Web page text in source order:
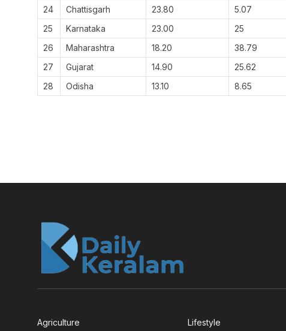
24
Chattisgarh 23.80 5.07
25
Karnataka 23.00 25
26
Maharashtra 18.20 38.79
27
Gujarat 14.90 25.62
28
Odisha 13.10 8.65
Agriculture Lifestyle